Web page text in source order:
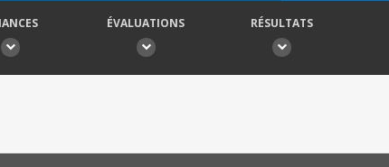
ÉVALUATIONS RÉSULTATS